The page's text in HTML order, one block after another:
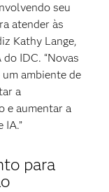
seu
atender às
Kathy Lange,
IDC. “Novas
ambiente de
a
e aumentar a
IA.”
para